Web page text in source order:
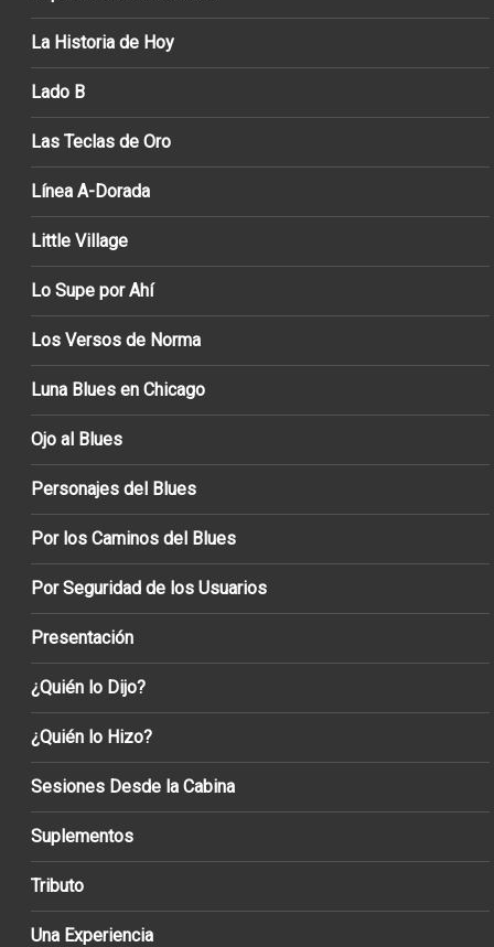
La Historia de Hoy
Lado B
Las Teclas de Oro
Línea A-Dorada
Little Village
Lo Supe por Ahí
Los Versos de Norma
Luna Blues en Chicago
Ojo al Blues
Personajes del Blues
Por los Caminos del Blues
Por Seguridad de los Usuarios
Presentación
¿Quién lo Dijo?
¿Quién lo Hizo?
Sesiones Desde la Cabina
Suplementos
Tributo
Una Experiencia